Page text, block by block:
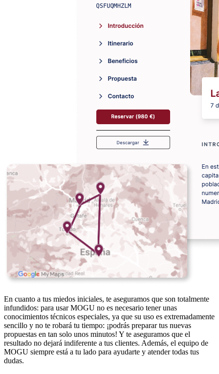
En cuanto a tus miedos iniciales, te aseguramos que son totalmente
infundidos: para usar MOGU no es necesario tener unas
conocimientos técnicos especiales, ya que su uso es extremadamente
sencillo y no te robará tu tiempo: ¡podrás preparar tus nuevas
propuestas en tan solo unos minutos! Y te aseguramos que el
resultado no dejará indiferente a tus clientes. Además, el equipo de
MOGU siempre está a tu lado para ayudarte y atender todas tus
dudas.